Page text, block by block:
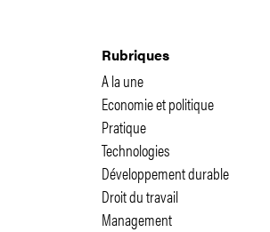
Rubriques
A la une
Economie et politique
Pratique
Technologies
Développement durable
Droit du travail
Management